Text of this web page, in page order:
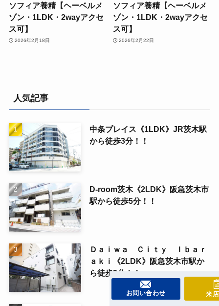
ソフィア養精【ヘーベルメ
ゾン・1LDK・2wayアクセ
ス可】
2026年2月18日
ソフィア養精【ヘーベルメ
ゾン・1LDK・2wayアクセ
ス可】
2026年2月22日
人気記事
中条プレイス《1LDK》JR茨木駅
から徒歩3分！！
D-room茨木《2LDK》阪急茨木市
駅から徒歩5分！！
Ｄａｉｗａ Ｃｉｔｙ Ｉｂａｒ
ａｋｉ《2LDK》阪急茨木市駅か
ら徒歩3分！！
お問い合わせ 来